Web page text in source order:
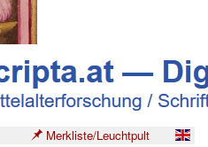
Merkliste/Leuchtpult